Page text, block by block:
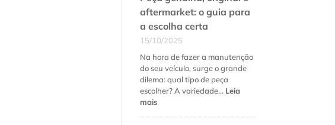
de
revisão
aftermarket: o guia para
a escolha certa
15/10/2025
Na hora de fazer a manutenção
do seu veículo, surge o grande
dilema: qual tipo de peça
escolher? A variedade… Leia
mais